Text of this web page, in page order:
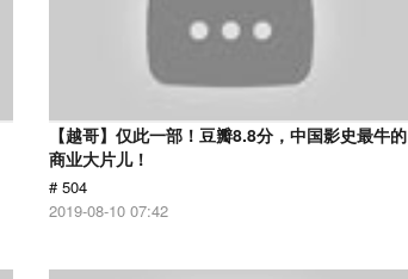
【越哥】仅此一部！豆瓣8.8分，中国影史最牛的
商业大片儿！
# 504
2019-08-10 07:42